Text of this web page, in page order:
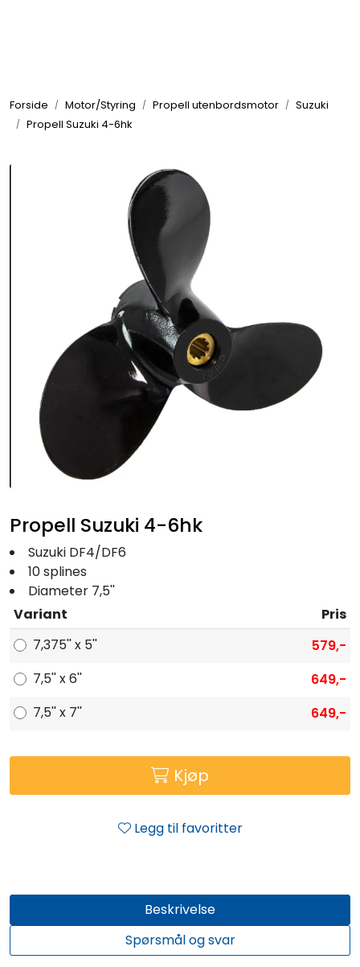
Forside Motor/Styring Propell utenbordsmotor
Suzuki
Propell Suzuki 4-6hk
Propell Suzuki 4-6hk
Suzuki DF4/DF6
10 splines
Diameter 7,5''
Variant
Pris
7,375'' x 5''
579,-
7,5'' x 6''
649,-
7,5'' x 7''
649,-
Kjøp
Legg til favoritter
Beskrivelse
Spørsmål og svar
Elektrisk
Motor/Styring
Fortøyning
Båtpleie/Opplag
Outlet
Kampanje